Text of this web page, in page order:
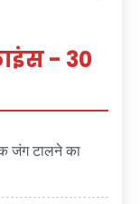
- 30
जंग टालने का